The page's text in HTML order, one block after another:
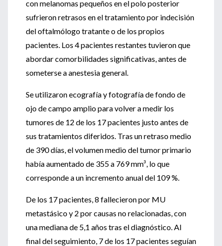
con melanomas pequeños en el polo posterior
sufrieron retrasos en el tratamiento por indecisión
del oftalmólogo tratante o de los propios
pacientes. Los 4 pacientes restantes tuvieron que
abordar comorbilidades significativas, antes de
someterse a anestesia general.
Se utilizaron ecografía y fotografía de fondo de
ojo de campo amplio para volver a medir los
tumores de 12 de los 17 pacientes justo antes de
sus tratamientos diferidos. Tras un retraso medio
de 390 días, el volumen medio del tumor primario
había aumentado de 355 a 769 mm³, lo que
corresponde a un incremento anual del 109 %.
De los 17 pacientes, 8 fallecieron por MU
metastásico y 2 por causas no relacionadas, con
una mediana de 5,1 años tras el diagnóstico. Al
final del seguimiento, 7 de los 17 pacientes seguían